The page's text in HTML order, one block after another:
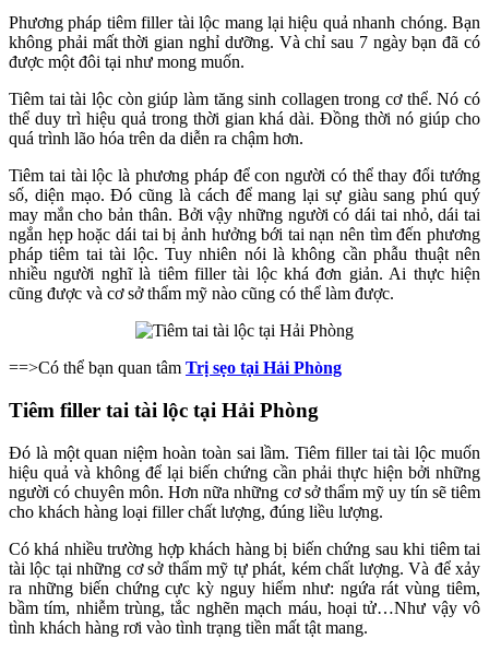
Phương pháp tiêm filler tài lộc mang lại hiệu quả nhanh chóng. Bạn
không phải mất thời gian nghỉ dưỡng. Và chỉ sau 7 ngày bạn đã có
được một đôi tại như mong muốn.
Tiêm tai tài lộc còn giúp làm tăng sinh collagen trong cơ thể. Nó có
thể duy trì hiệu quả trong thời gian khá dài. Đồng thời nó giúp cho
quá trình lão hóa trên da diễn ra chậm hơn.
Tiêm tai tài lộc là phương pháp để con người có thể thay đổi tướng
số, diện mạo. Đó cũng là cách để mang lại sự giàu sang phú quý
may mắn cho bản thân. Bởi vậy những người có dái tai nhỏ, dái tai
ngắn hẹp hoặc dái tai bị ảnh hưởng bới tai nạn nên tìm đến phương
pháp tiêm tai tài lộc. Tuy nhiên nói là không cần phẫu thuật nên
nhiều người nghĩ là tiêm filler tài lộc khá đơn giản. Ai thực hiện
cũng được và cơ sở thẩm mỹ nào cũng có thể làm được.
==>Có thể bạn quan tâm Trị sẹo tại Hải Phòng
Tiêm filler tai tài lộc tại Hải Phòng
Đó là một quan niệm hoàn toàn sai lầm. Tiêm filler tai tài lộc muốn
hiệu quả và không để lại biến chứng cần phải thực hiện bởi những
người có chuyên môn. Hơn nữa những cơ sở thẩm mỹ uy tín sẽ tiêm
cho khách hàng loại filler chất lượng, đúng liều lượng.
Có khá nhiều trường hợp khách hàng bị biến chứng sau khi tiêm tai
tài lộc tại những cơ sở thẩm mỹ tự phát, kém chất lượng. Và để xảy
ra những biến chứng cực kỳ nguy hiểm như: ngứa rát vùng tiêm,
bầm tím, nhiễm trùng, tắc nghẽn mạch máu, hoại tử…Như vậy vô
tình khách hàng rơi vào tình trạng tiền mất tật mang.